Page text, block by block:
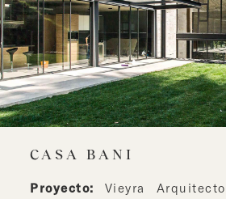
CASA BANI
Proyecto: Vieyra